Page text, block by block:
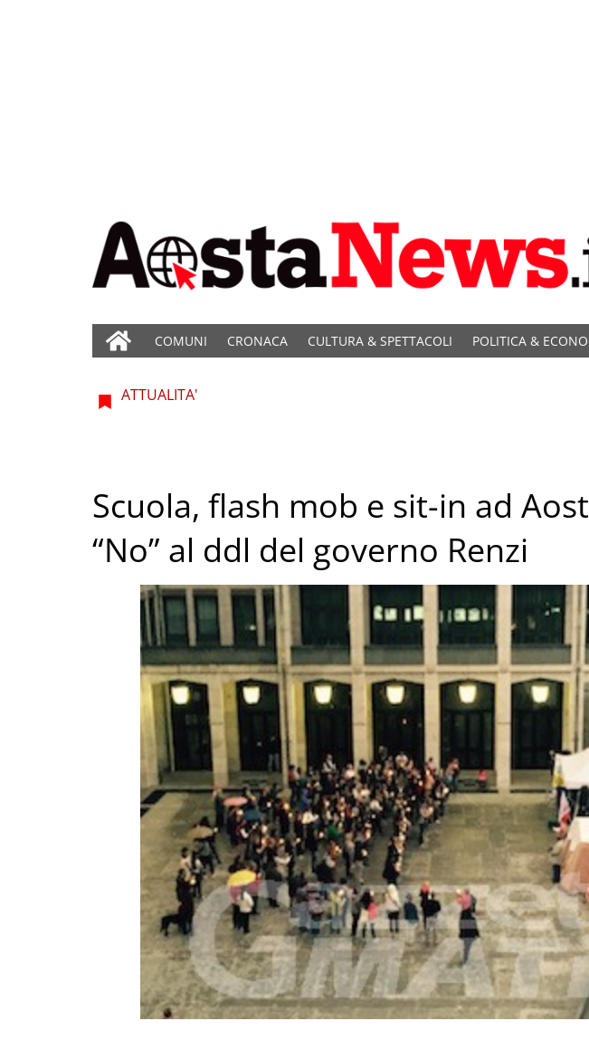
COMUNI CRONACA CULTURA & SPETTACOLI POLITICA &
ATTUALITA'
Scuola, flash mob e sit-in ad
“No” al ddl del governo Renzi